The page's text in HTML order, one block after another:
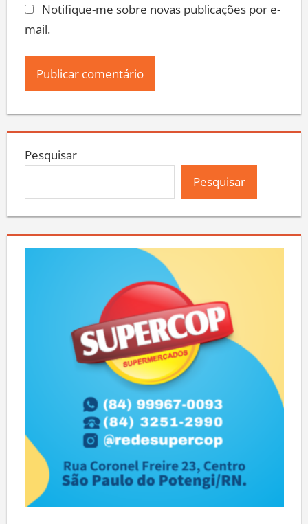
Notifique-me sobre novas publicações por e-
mail.
Pesquisar
Pesquisar